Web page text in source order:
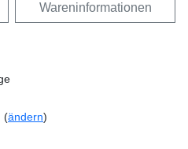
Wareninformationen
(ändern)